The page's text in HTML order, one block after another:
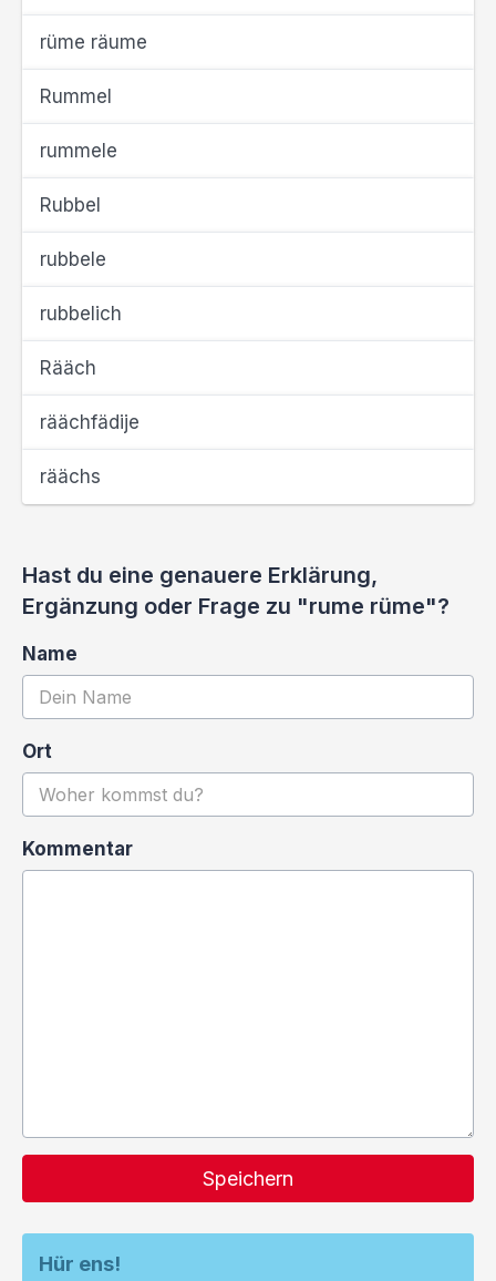
rüme räume
Rummel
rummele
Rubbel
rubbele
rubbelich
Rääch
räächfädije
räächs
Hast du eine genauere Erklärung,
Ergänzung oder Frage zu "rume rüme"?
Name
Ort
Kommentar
Speichern
Hür ens!